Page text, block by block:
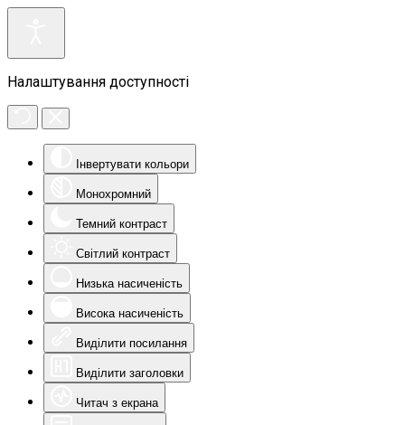
Налаштування доступності
Інвертувати кольори
Монохромний
Темний контраст
Світлий контраст
Низька насиченість
Висока насиченість
Виділити посилання
Виділити заголовки
Читач з екрана